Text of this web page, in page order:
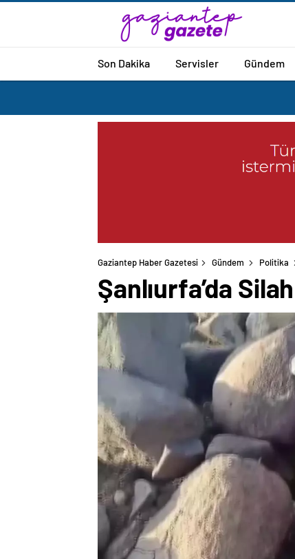
Son Dakika Servisler Gündem
Gaziantep Haber Gazetesi Gündem Politika
Şanlıurfa’da